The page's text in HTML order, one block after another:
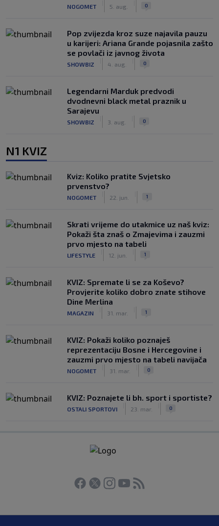
NOGOMET 5. aug. 0
Pop zvijezda kroz suze najavila pauzu
u karijeri: Ariana Grande pojasnila zašto
se povlači iz javnog života
SHOWBIZ 4. aug. 0
Legendarni Marduk predvodi
dvodnevni black metal praznik u
Sarajevu
SHOWBIZ 3. aug. 0
N1 KVIZ
Kviz: Koliko pratite Svjetsko
prvenstvo?
NOGOMET 22. jun. 1
Skrati vrijeme do utakmice uz naš kviz:
Pokaži šta znaš o Zmajevima i zauzmi
prvo mjesto na tabeli
LIFESTYLE 12. jun. 1
KVIZ: Spremate li se za Koševo?
Provjerite koliko dobro znate stihove
Dine Merlina
MAGAZIN 31. mar. 1
KVIZ: Pokaži koliko poznaješ
reprezentaciju Bosne i Hercegovine i
zauzmi prvo mjesto na tabeli navijača
NOGOMET 31. mar. 0
KVIZ: Poznajete li bh. sport i sportiste?
OSTALI SPORTOVI 23. mar. 0